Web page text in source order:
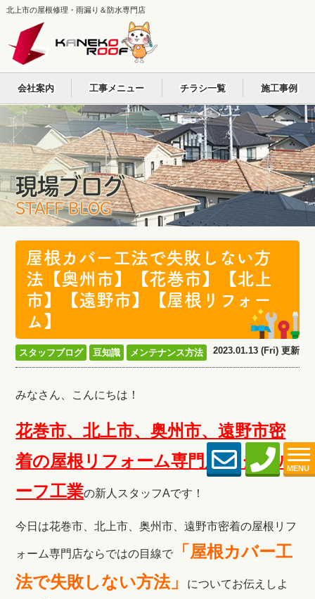
北上市の屋根修理・雨漏り＆防水専門店
MENU
会社案内 工事メニュー チラシ一覧 施工事例
現場ブログ
STAFF BLOG
屋根カバー工法で失敗しない方
法【奥州市】【花巻市】【北上
市】【遠野市】【屋根リフォー
ム】
スタッフブログ 豆知識 メンテナンス方法 2023.01.13 (Fri) 更新
みなさん、こんにちは！
花巻市、北上市、奥州市、遠野市密
着の屋根リフォーム専門店 金子ル
ーフ工業の新人スタッフAです！
今日は花巻市、北上市、奥州市、遠野市密着の屋根リフ
ォーム専門店ならではの目線で
「屋根カバー工
法で失敗しない方法」
についてお伝えしよ